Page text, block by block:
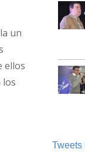
un
ellos
los
Tweets